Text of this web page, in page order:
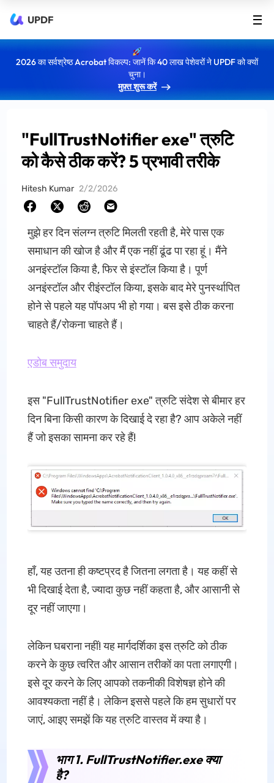
UPDF
2026 का सर्वश्रेष्ठ Acrobat विकल्प: जानें कि 40 लाख पेशेवरों ने UPDF को क्यों
चुना।
मुफ़्त शुरू करें
"FullTrustNotifier exe" त्रुटि
को कैसे ठीक करें? 5 प्रभावी तरीके
Hitesh Kumar 2/2/2026
मुझे हर दिन संलग्न त्रुटि मिलती रहती है, मेरे पास एक
समाधान की खोज है और मैं एक नहीं ढूंढ पा रहा हूं। मैंने
अनइंस्टॉल किया है, फिर से इंस्टॉल किया है। पूर्ण
अनइंस्टॉल और रीइंस्टॉल किया, इसके बाद मेरे पुनर्स्थापित
होने से पहले यह पॉपअप भी हो गया। बस इसे ठीक करना
चाहते हैं/रोकना चाहते हैं।
एडोब समुदाय
इस "FullTrustNotifier exe" त्रुटि संदेश से बीमार हर
दिन बिना किसी कारण के दिखाई दे रहा है? आप अकेले नहीं
हैं जो इसका सामना कर रहे हैं!
हाँ, यह उतना ही कष्टप्रद है जितना लगता है। यह कहीं से
भी दिखाई देता है, ज्यादा कुछ नहीं कहता है, और आसानी से
दूर नहीं जाएगा।
लेकिन घबराना नहीं! यह मार्गदर्शिका इस त्रुटि को ठीक
करने के कुछ त्वरित और आसान तरीकों का पता लगाएगी।
इसे दूर करने के लिए आपको तकनीकी विशेषज्ञ होने की
आवश्यकता नहीं है। लेकिन इससे पहले कि हम सुधारों पर
जाएं, आइए समझें कि यह त्रुटि वास्तव में क्या है।
भाग 1. FullTrustNotifier.exe क्या
है?